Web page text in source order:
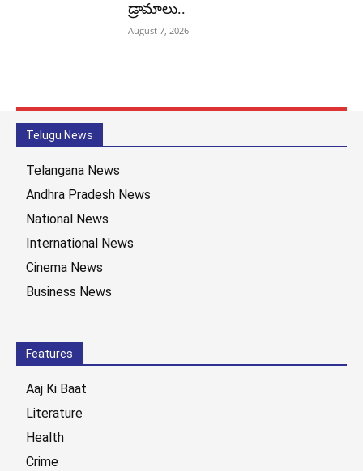
డ్రామాలు..
August 7, 2026
Telugu News
Telangana News
Andhra Pradesh News
National News
International News
Cinema News
Business News
Features
Aaj Ki Baat
Literature
Health
Crime